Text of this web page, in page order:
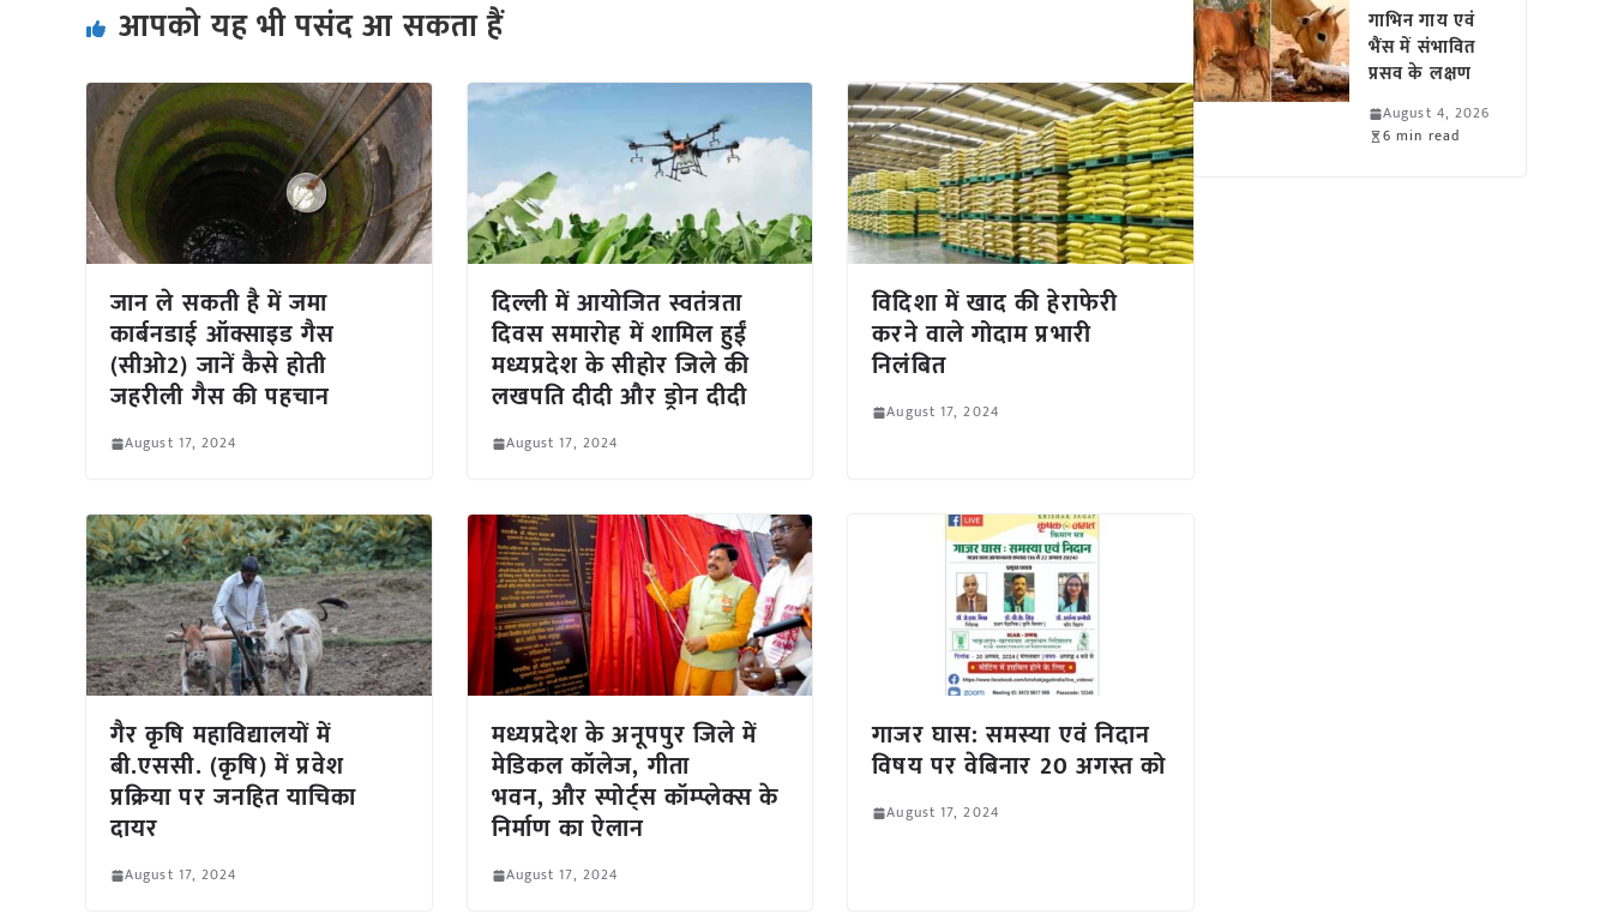
आपको यह भी पसंद आ सकता हैं
जान ले सकती है में जमा
कार्बनडाई ऑक्साइड गैस
(सीओ2) जानें कैसे होती
जहरीली गैस की पहचान
August 17, 2024
दिल्ली में आयोजित स्वतंत्रता
दिवस समारोह में शामिल हुईं
मध्यप्रदेश के सीहोर जिले की
लखपति दीदी और ड्रोन दीदी
August 17, 2024
विदिशा में खाद की हेराफेरी
करने वाले गोदाम प्रभारी
निलंबित
August 17, 2024
गैर कृषि महाविद्यालयों में
बी.एससी. (कृषि) में प्रवेश
प्रक्रिया पर जनहित याचिका
दायर
August 17, 2024
मध्यप्रदेश के अनूपपुर जिले में
मेडिकल कॉलेज, गीता
भवन, और स्पोर्ट्स कॉम्प्लेक्स के
निर्माण का ऐलान
August 17, 2024
गाजर घास: समस्या एवं निदान
विषय पर वेबिनार 20 अगस्त को
August 17, 2024
गाभिन गाय एवं
भैंस में संभावित
प्रसव के लक्षण
August 4, 2026
6 min read